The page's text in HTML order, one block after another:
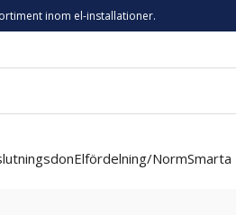
inom el-installationer.
Elfördelning/NormSmarta